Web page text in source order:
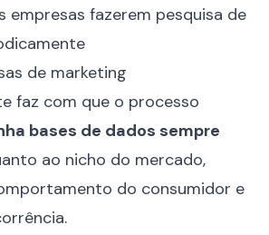
empresas fazerem pesquisa de
de marketing
faz com que o processo
bases de dados sempre
ao nicho do mercado,
do consumidor e